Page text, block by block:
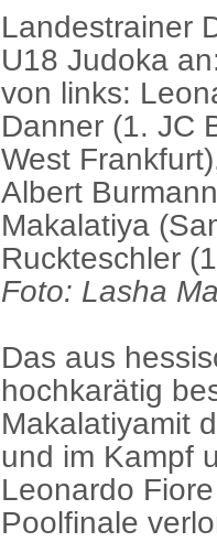
Landestrainer
U18 Judoka
von links:
Danner (1. JC
West
Albert
Makalatiya
Ruckteschler
Foto: Lasha
Das aus
hochkarätig
Makalatiyamit
und im Kampf
Leonardo
Poolfinale